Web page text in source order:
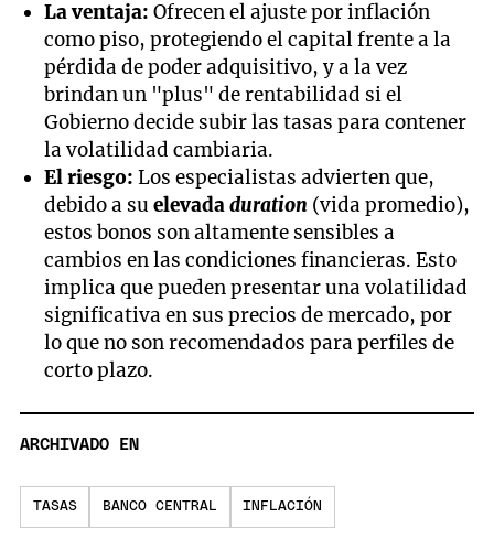
La ventaja: Ofrecen el ajuste por inflación
como piso, protegiendo el capital frente a la
pérdida de poder adquisitivo, y a la vez
brindan un "plus" de rentabilidad si el
Gobierno decide subir las tasas para contener
la volatilidad cambiaria.
El riesgo: Los especialistas advierten que,
debido a suelevadaduration (vida promedio),
estos bonos son altamente sensibles a
cambios en las condiciones financieras. Esto
implica que pueden presentar una volatilidad
significativa en sus precios de mercado, por
lo que no son recomendados para perfiles de
corto plazo.
ARCHIVADO EN
TASAS BANCO CENTRAL INFLACIÓN